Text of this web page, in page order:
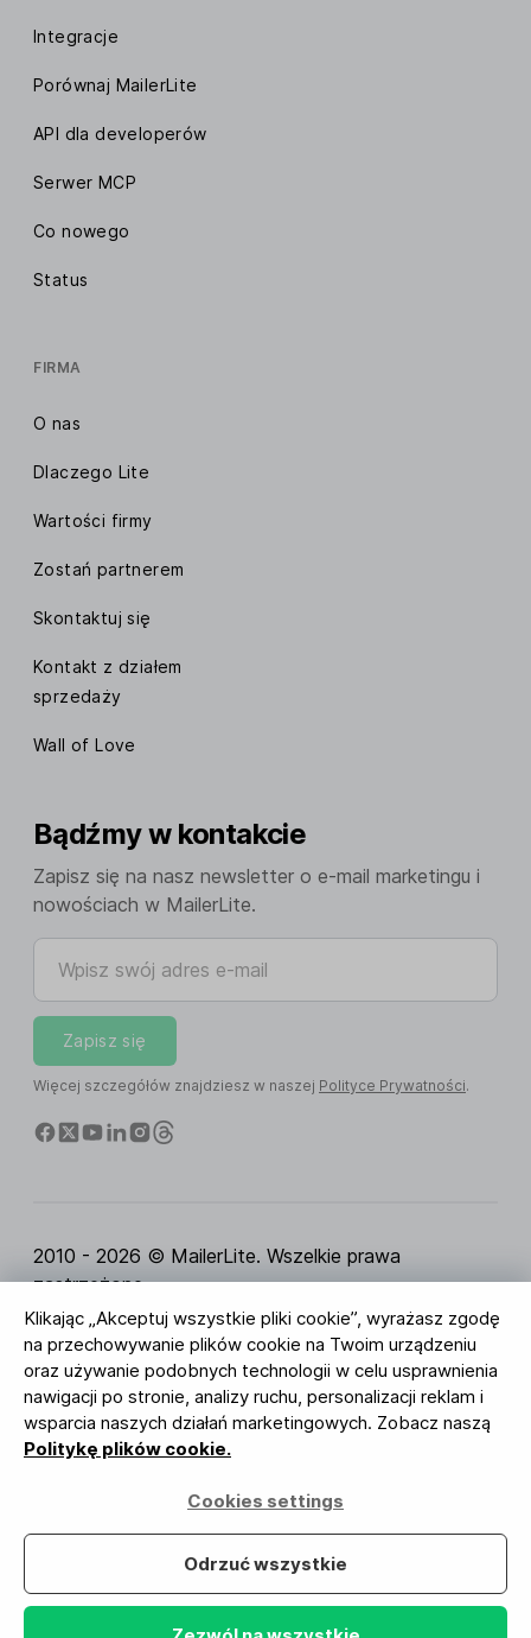
Klikając „Akceptuj wszystkie pliki cookie”, wyrażasz zgodę
na przechowywanie plików cookie na Twoim urządzeniu
oraz używanie podobnych technologii w celu usprawnienia
nawigacji po stronie, analizy ruchu, personalizacji reklam i
wsparcia naszych działań marketingowych. Zobacz naszą
Politykę plików cookie.
Cookies settings
Odrzuć wszystkie
Integracje
Porównaj MailerLite
API dla developerów
Serwer MCP
Co nowego
Status
FIRMA
O nas
Dlaczego Lite
Wartości firmy
Zostań partnerem
Skontaktuj się
Kontakt z działem
sprzedaży
Wall of Love
Bądźmy w kontakcie
Zapisz się na nasz newsletter o e-mail marketingu i
nowościach w MailerLite.
Wpisz swój adres e-mail
Zapisz się
Więcej szczegółów znajdziesz w naszej Polityce Prywatności.
2010 - 2026 © MailerLite. Wszelkie prawa
zastrzeżone.
Regulamin Serwisu Polityka Prywatności
Strona
zaufania
Ustawienia ciasteczek
Identyfikacja
wizualna
BUREAU VERITAS
ISO 27001 Certification
Zgodność z RODO